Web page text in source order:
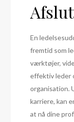
En
fremtid som
værktøjer,
effektiv leder
organisation.
karriere, kan
at nå dine